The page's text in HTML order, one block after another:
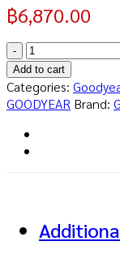
฿6,870.00
EFFIGRIP
PERF
*
ROF
R16
quantity
Add to cart
Categories:
GOODYEAR Brand: